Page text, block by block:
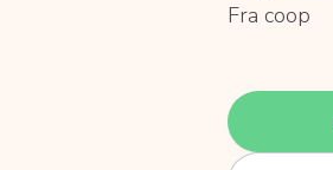
Fra coop